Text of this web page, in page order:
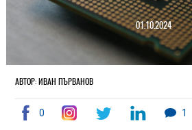
01.10.2024
АВТОР: ИВАН ПЪРВАНОВ
0 1